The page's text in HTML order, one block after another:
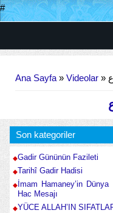
#
Ana Sayfa» Videolar »
Son kategoriler
Gadir Gününün Fazileti
Tarihî Gadir Hadisi
İmam Hamaney’in Dünya
Hac Mesajı
YÜCE ALLAH’IN